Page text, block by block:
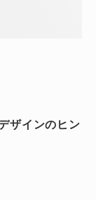
ザインのヒン